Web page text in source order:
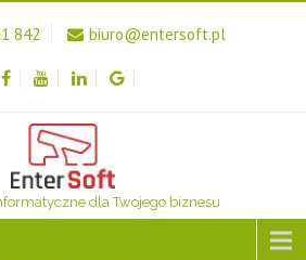
842 biuro@entersoft.pl
dla Twojego biznesu